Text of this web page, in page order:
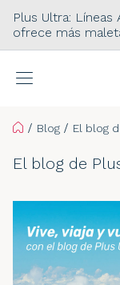
Plus Ultra: Líneas
ofrece más
Home
Blog El blog
El blog de